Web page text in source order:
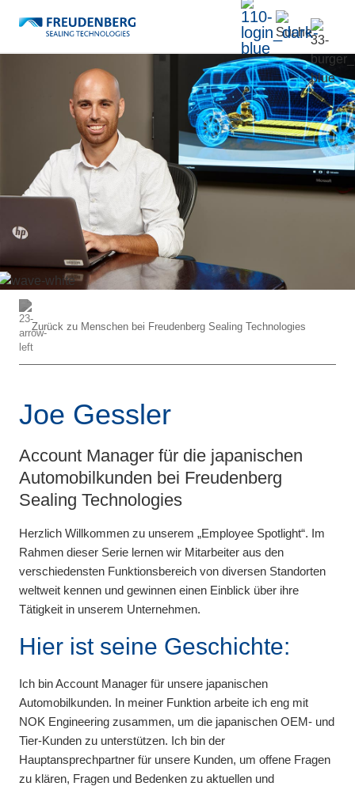
Zurück zu Menschen bei Freudenberg Sealing Technologies
Joe Gessler
Account Manager für die japanischen
Automobilkunden bei Freudenberg
Sealing Technologies
Herzlich Willkommen zu unserem „Employee Spotlight“. Im
Rahmen dieser Serie lernen wir Mitarbeiter aus den
verschiedensten Funktionsbereich von diversen Standorten
weltweit kennen und gewinnen einen Einblick über ihre
Tätigkeit in unserem Unternehmen.
Hier ist seine Geschichte:
Ich bin Account Manager für unsere japanischen
Automobilkunden. In meiner Funktion arbeite ich eng mit
NOK Engineering zusammen, um die japanischen OEM- und
Tier-Kunden zu unterstützen. Ich bin der
Hauptansprechpartner für unsere Kunden, um offene Fragen
zu klären, Fragen und Bedenken zu aktuellen und